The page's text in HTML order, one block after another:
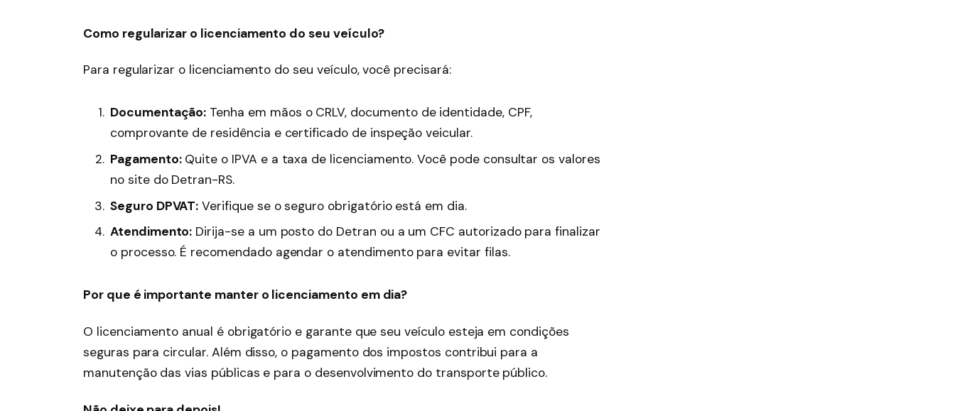
Como regularizar o licenciamento do seu veículo?
Para regularizar o licenciamento do seu veículo, você precisará:
Documentação: Tenha em mãos o CRLV, documento de identidade, CPF,
comprovante de residência e certificado de inspeção veicular.
Pagamento:Quite o IPVA e a taxa de licenciamento. Você pode consultar os valores
no site do Detran-RS.
Seguro DPVAT: Verifique se o seguro obrigatório está em dia.
Atendimento: Dirija-se a um posto do Detran ou a um CFC autorizado para finalizar
o processo. É recomendado agendar o atendimento para evitar filas.
Por que é importante manter o licenciamento em dia?
O licenciamento anual é obrigatório e garante que seu veículo esteja em condições
seguras para circular. Além disso, o pagamento dos impostos contribui para a
manutenção das vias públicas e para o desenvolvimento do transporte público.